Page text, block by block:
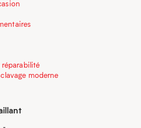
réparabilité
moderne